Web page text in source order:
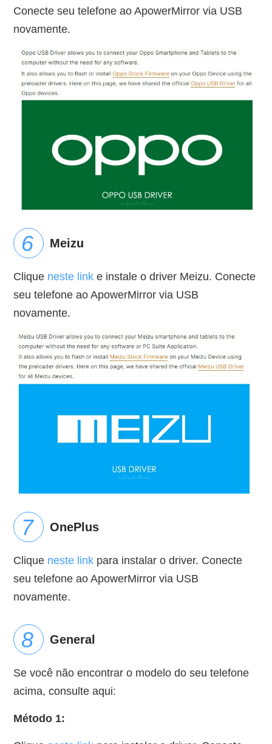
Conecte seu telefone ao ApowerMirror via USB
novamente.
Meizu
Clique neste linke instale o driver Meizu. Conecte
seu telefone ao ApowerMirror via USB
novamente.
OnePlus
Clique neste link para instalar o driver. Conecte
seu telefone ao ApowerMirror via USB
novamente.
General
Se você não encontrar o modelo do seu telefone
acima, consulte aqui:
Método 1: